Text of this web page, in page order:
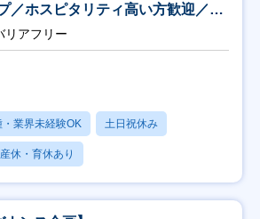
／ホスピタリティ高い方歓迎／土
リアフリー
・業界未経験OK 土日祝休み
産休・育休あり